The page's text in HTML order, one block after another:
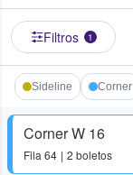
Filtros 1
Sideline Corner
Corner W 16
Fila 64 2 boletos